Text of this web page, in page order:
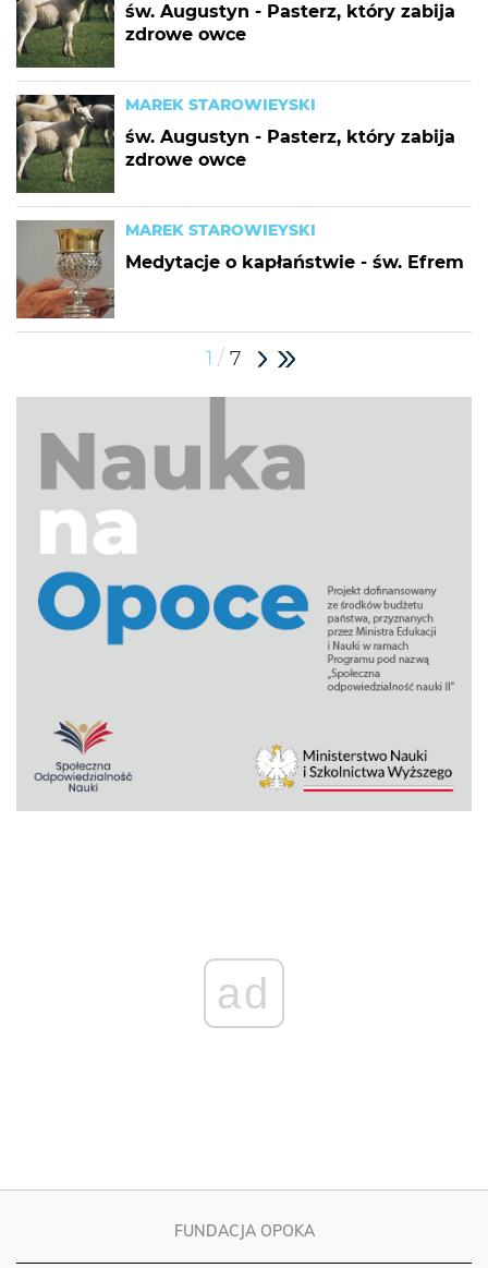
św. Augustyn - Pasterz, który zabija
zdrowe owce
MAREK STAROWIEYSKI
św. Augustyn - Pasterz, który zabija
zdrowe owce
MAREK STAROWIEYSKI
Medytacje o kapłaństwie - św. Efrem
1 / 7
ad
FUNDACJA OPOKA